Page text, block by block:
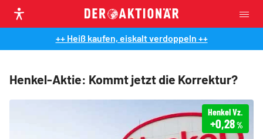
++ Heiß kaufen, eiskalt verdoppeln ++
Henkel-Aktie: Kommt jetzt die Korrektur?
Henkel Vz.
+0,28%